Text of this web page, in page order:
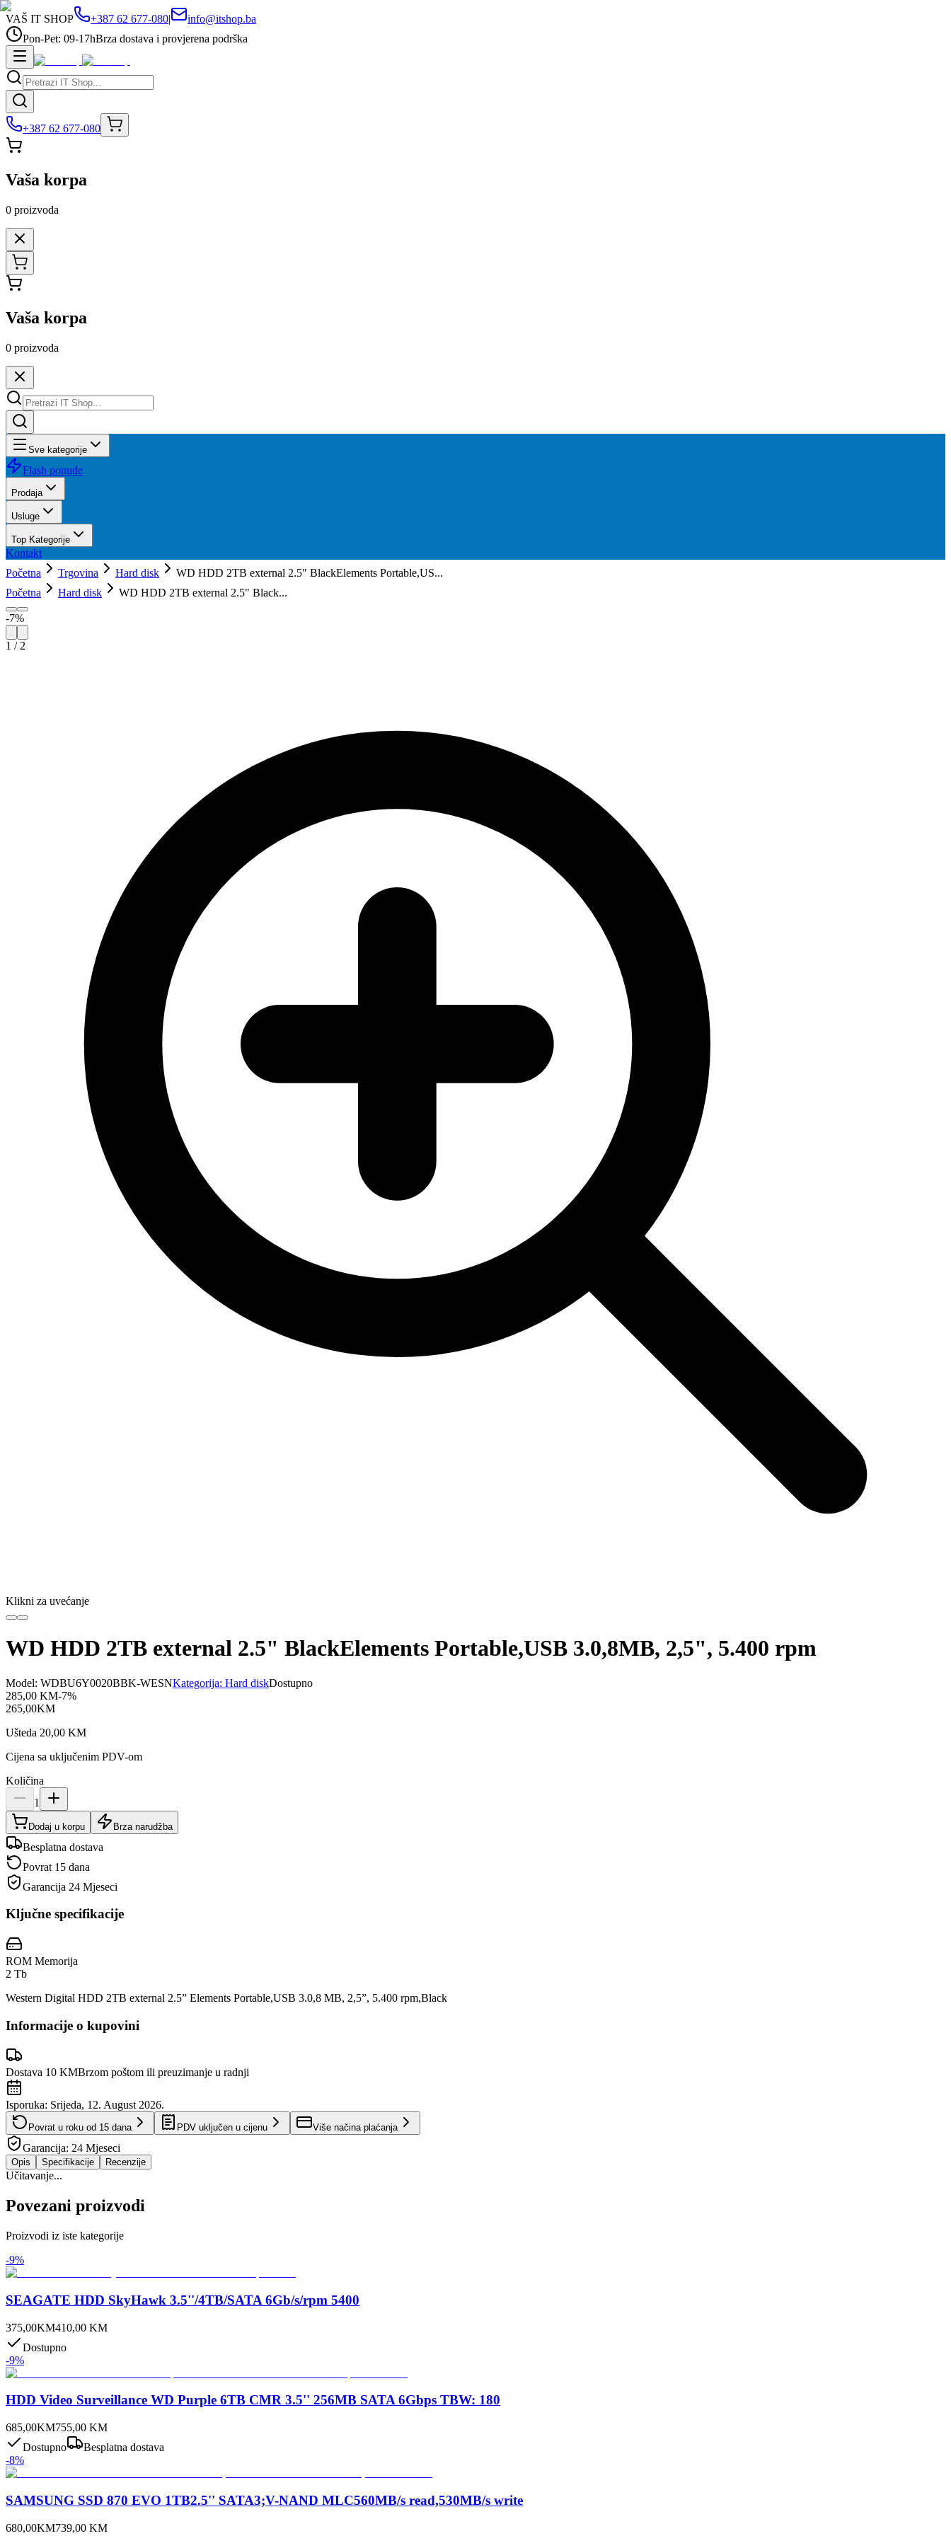
VAŠ IT SHOP +387 62 677-080|
info@itshop.ba
Pon-Pet: 09-17hBrza dostava i provjerena podrška
+387 62 677-080
Vaša korpa
0 proizvoda
Vaša korpa
0 proizvoda
Sve kategorije
Flash ponude
Prodaja
Usluge
Top Kategorije
Kontakt
Početna
Trgovina Hard disk
WD HDD 2TB external 2.5" BlackElements Portable,US...
Početna
Hard disk WD HDD 2TB external 2.5" Black...
-7%
1 / 2
Klikni za uvećanje
WD HDD 2TB external 2.5" BlackElements Portable,USB 3.0,8MB, 2,5", 5.400 rpm
Model: WDBU6Y0020BBK-WESNKategorija: Hard diskDostupno
285,00 KM-7%
265,00KM
Ušteda 20,00 KM
Cijena sa uključenim PDV-om
Količina
1
Dodaj u korpu Brza narudžba
Besplatna dostava
Povrat 15 dana
Garancija 24 Mjeseci
Ključne specifikacije
ROM Memorija
2 Tb
Western Digital HDD 2TB external 2.5” Elements Portable,USB 3.0,8 MB, 2,5”, 5.400 rpm,Black
Informacije o kupovini
Dostava 10 KMBrzom poštom ili preuzimanje u radnji
Isporuka: Srijeda, 12. August 2026.
Povrat u roku od 15 dana PDV uključen u cijenu Više načina plaćanja
Garancija: 24 Mjeseci
Opis Specifikacije Recenzije
Učitavanje...
Povezani proizvodi
Proizvodi iz iste kategorije
-9%
SEAGATE HDD SkyHawk 3.5''/4TB/SATA 6Gb/s/rpm 5400
375,00KM410,00 KM
Dostupno
-9%
HDD Video Surveillance WD Purple 6TB CMR 3.5'' 256MB SATA 6Gbps TBW: 180
685,00KM755,00 KM
Dostupno
Besplatna dostava
-8%
SAMSUNG SSD 870 EVO 1TB2.5'' SATA3;V-NAND MLC560MB/s read,530MB/s write
680,00KM739,00 KM